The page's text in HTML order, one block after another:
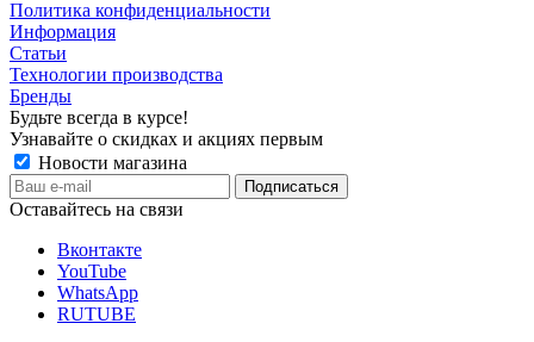
Политика конфиденциальности
Информация
Статьи
Технологии производства
Бренды
Будьте всегда в курсе!
Узнавайте о скидках и акциях первым
Новости магазина
Оставайтесь на связи
Вконтакте
YouTube
WhatsApp
RUTUBE